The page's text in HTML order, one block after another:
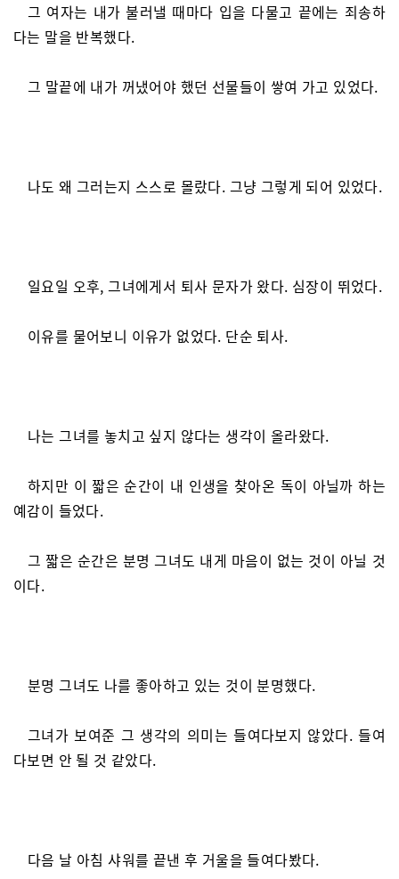
그 여자는 내가 불러낼 때마다 입을 다물고 끝에는 죄송하
다는 말을 반복했다.
그 말끝에 내가 꺼냈어야 했던 선물들이 쌓여 가고 있었다.
나도 왜 그러는지 스스로 몰랐다. 그냥 그렇게 되어 있었다.
일요일 오후, 그녀에게서 퇴사 문자가 왔다. 심장이 뛰었다.
이유를 물어보니 이유가 없었다. 단순 퇴사.
나는 그녀를 놓치고 싶지 않다는 생각이 올라왔다.
하지만 이 짧은 순간이 내 인생을 찾아온 독이 아닐까 하는
예감이 들었다.
그 짧은 순간은 분명 그녀도 내게 마음이 없는 것이 아닐 것
이다.
분명 그녀도 나를 좋아하고 있는 것이 분명했다.
그녀가 보여준 그 생각의 의미는 들여다보지 않았다. 들여
다보면 안 될 것 같았다.
다음 날 아침 샤워를 끝낸 후 거울을 들여다봤다.